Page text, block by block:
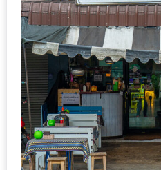
มา
ลอง
ถนน
คน
เดิน
วัน
อาทิตย์
ท่าแพ
เชียงใหม่